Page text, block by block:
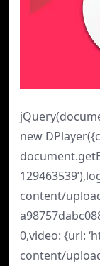
new
content/
0,video: {url:
content/